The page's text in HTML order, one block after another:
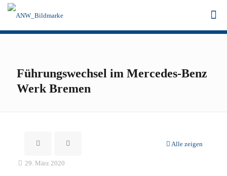
Führungswechsel im Mercedes-Benz
Werk Bremen
Alle zeigen
29. März 2020